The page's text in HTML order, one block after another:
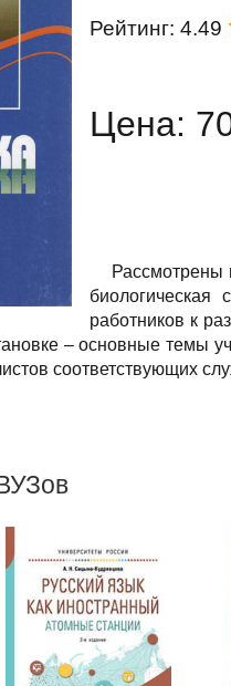
Рейтинг: 4.49
Цена:
Рассмотрены
биологическая
работников к
– основные темы
соответствующих